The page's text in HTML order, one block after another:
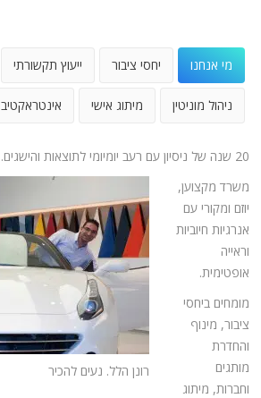
מי אנחנו יחסי ציבור ייעוץ תקשורתי
ניהול מוניטין מיתוג אישי אינטראקטיב
20 שנה של ניסיון עם רעב יומיומי לתוצאות והישגים.
רונן הלל. נעים להכיר
משרד מקצוען,
יוזם ומקורי עם
אנרגיות חיוביות
וראייה
אופטימית.
מומחים ביחסי
ציבור, מינוף
והחדרת
מותגים
וחברות, מיתוג